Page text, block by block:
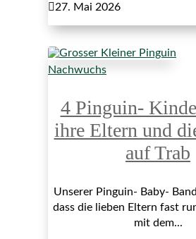
27. Mai 2026
Nachwuchs
4 Pinguin-
ihre Eltern und
auf Trab
Unserer Pinguin- Baby-
dass die lieben Eltern fast
mit dem...